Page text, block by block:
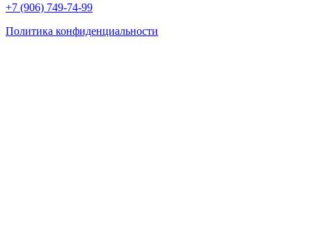
+7 (906) 749-74-99
Политика конфиденциальности